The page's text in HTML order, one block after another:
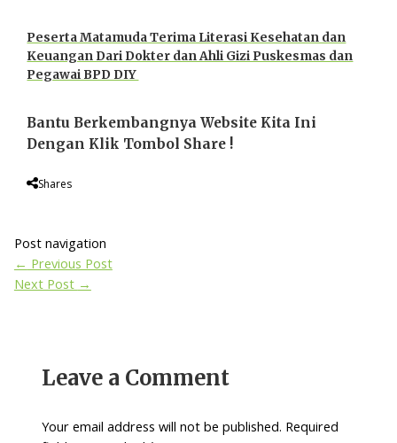
Peserta Matamuda Terima Literasi Kesehatan dan
Keuangan Dari Dokter dan Ahli Gizi Puskesmas dan
Pegawai BPD DIY
Bantu Berkembangnya Website Kita Ini
Dengan Klik Tombol Share !
Shares
Post navigation
← Previous Post
Next Post →
Leave a Comment
Your email address will not be published. Required